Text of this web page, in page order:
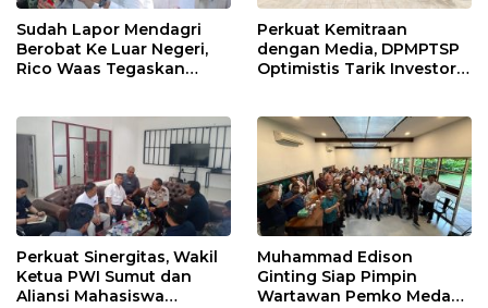
Sudah Lapor Mendagri
Berobat Ke Luar Negeri,
Rico Waas Tegaskan
Perkuat Kemitraan
dengan Media, DPMPTSP
Optimistis Tarik Investor
Perkuat Sinergitas, Wakil
Ketua PWI Sumut dan
Aliansi Mahasiswa
Muhammad Edison
Ginting Siap Pimpin
Wartawan Pemko Medan,